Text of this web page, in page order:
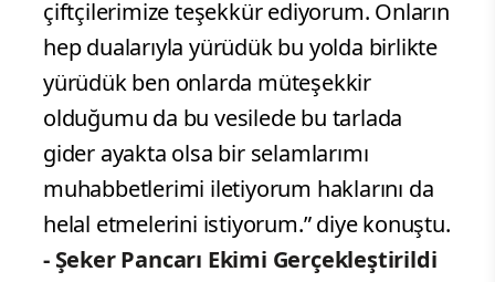
çiftçilerimize teşekkür ediyorum. Onların
hep dualarıyla yürüdük bu yolda birlikte
yürüdük ben onlarda müteşekkir
olduğumu da bu vesilede bu tarlada
gider ayakta olsa bir selamlarımı
muhabbetlerimi iletiyorum haklarını da
helal etmelerini istiyorum.” diye konuştu.
- Şeker Pancarı Ekimi Gerçekleştirildi